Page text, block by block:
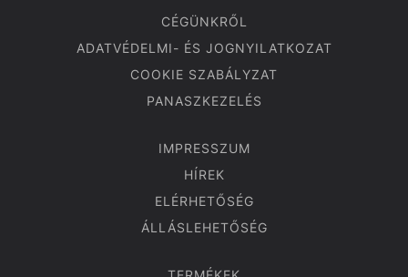
CÉGÜNKRŐL
ADATVÉDELMI- ÉS JOGNYILATKOZAT
COOKIE SZABÁLYZAT
PANASZKEZELÉS
IMPRESSZUM
HÍREK
ELÉRHETŐSÉG
ÁLLÁSLEHETŐSÉG